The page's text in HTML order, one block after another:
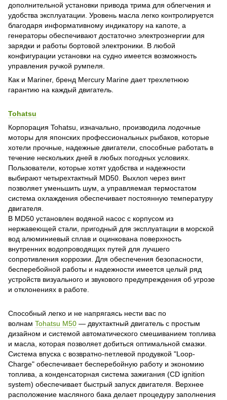
дополнительной установки привода трима для облегчения и
удобства эксплуатации. Уровень масла легко контролируется
благодаря информативному индикатору на капоте, а
генераторы обеспечивают достаточно электроэнергии для
зарядки и работы бортовой электроники. В любой
конфигурации установки на судно имеется возможность
управления ручкой румпеля.
Как и Mariner, бренд Mercury Marine дает трехлетнюю
гарантию на каждый двигатель.
Tohatsu
Корпорация Tohatsu, изначально, производила лодочные
моторы для японских профессиональных рыбаков, которые
хотели прочные, надежные двигатели, способные работать в
течение нескольких дней в любых погодных условиях.
Пользователи, которые хотят удобства и надежности
выбирают четырехтактный MD50. Выхлоп через винт
позволяет уменьшить шум, а управляемая термостатом
система охлаждения обеспечивает постоянную температуру
двигателя.
В MD50 установлен водяной насос с корпусом из
нержавеющей стали, пригодный для эксплуатации в морской
вод алюминиевый сплав и оцинкована поверхность
внутренних водопроводящих путей для лучшего
сопротивления коррозии. Для обеспечения безопасности,
бесперебойной работы и надежности имеется целый ряд
устройств визуального и звукового предупреждения об угрозе
и отклонениях в работе.
Способный легко и не напрягаясь нести вас по
волнам Tohatsu M50 — двухтактный двигатель с простым
дизайном и системой автоматического смешиванием топлива
и масла, которая позволяет добиться оптимальной смазки.
Система впуска с возвратно-петлевой продувкой "Loop-
Charge" обеспечивает бесперебойную работу и экономию
топлива, а конденсаторная система зажигания (CD ignition
system) обеспечивает быстрый запуск двигателя. Верхнее
расположение масляного бака делает процедуру заполнения